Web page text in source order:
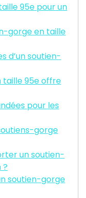
95e pour un
gorge en taille
d’un soutien-
taille 95e offre
pour les
gorge
un soutien-
?
soutien-gorge